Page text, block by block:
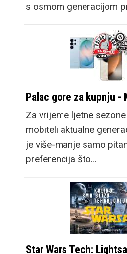
s osmom generacijom
Palac gore za kupnju -
Za vrijeme ljetne
mobiteli aktualne
je više-manje samo
preferencija što…
Star Wars Tech: